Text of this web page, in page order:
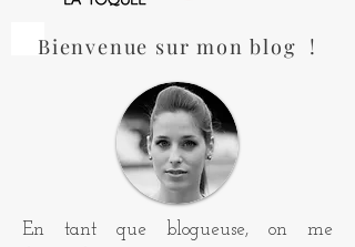
Bienvenue sur mon blog !
En tant que blogueuse, on me